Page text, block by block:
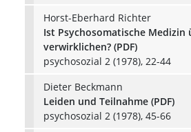
Horst-Eberhard Richter
Ist Psychosomatische Medizin
verwirklichen? (PDF)
psychosozial 2 (1978), 22-44
Dieter Beckmann
Leiden und Teilnahme (PDF)
psychosozial 2 (1978), 45-66